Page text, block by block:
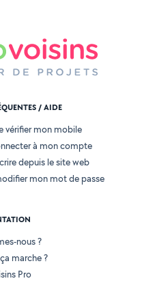
/ AIDE
vérifier mon mobile
à mon compte
depuis le site web
mon mot de passe
nous ?
marche ?
Pro